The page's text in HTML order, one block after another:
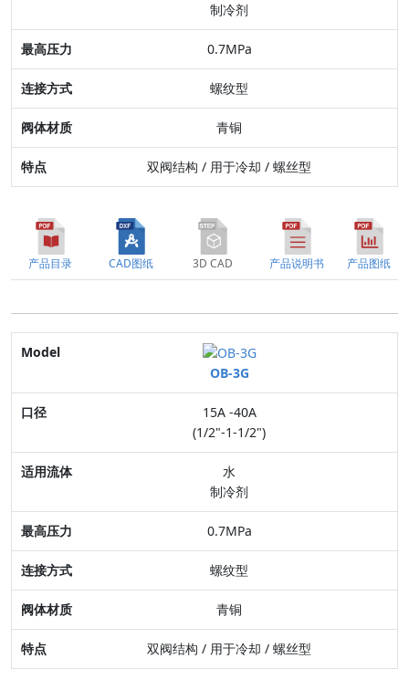
阀体材质
特点
制冷剂
0.7MPa
螺纹型
青铜
双阀结构 / 用于冷却 / 螺丝型
产品目录 CAD图纸 3D CAD 产品说明书 产品图纸
Model
口径
适用流体
最高压力
阀体材质
特点
OB-3G
15A -40A
(1/2"-1-1/2")
水
制冷剂
0.7MPa
螺纹型
青铜
双阀结构 / 用于冷却 / 螺丝型